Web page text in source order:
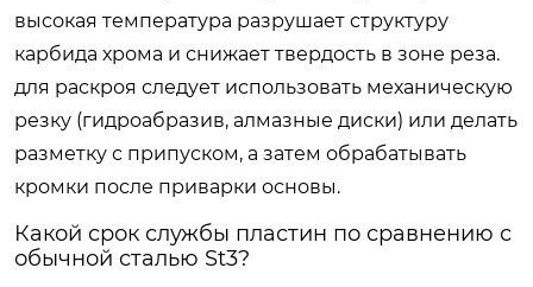
высокая температура разрушает структуру
карбида хрома и снижает твердость в зоне реза.
для раскроя следует использовать механическую
резку (гидроабразив, алмазные диски) или делать
разметку с припуском, а затем обрабатывать
кромки после приварки основы.
Какой срок службы пластин по сравнению с
обычной сталью St3?